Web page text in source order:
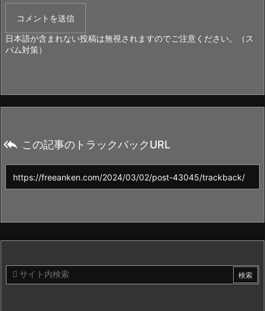
日本語が含まれない投稿は無視されますのでご注意ください。（ス
パム対策）
 この記事のトラックバックURL